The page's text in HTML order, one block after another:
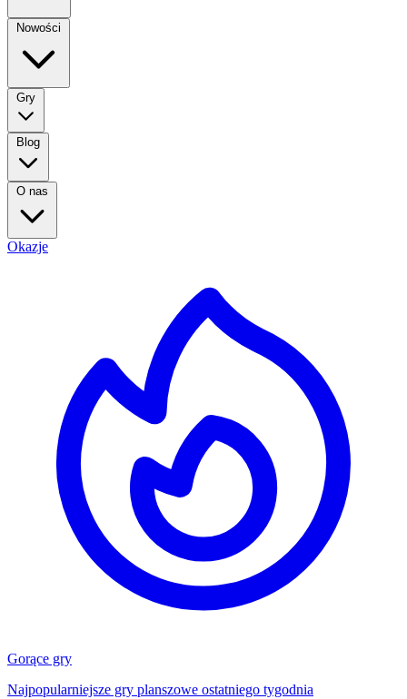
Nowości
Gry
Blog
O nas
Okazje
Gorące gry
Najpopularniejsze gry planszowe ostatniego tygodnia